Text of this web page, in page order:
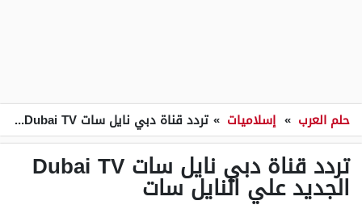
حلم العرب » إسلاميات » تردد قناة دبي نايل سات Dubai TV الجديد علي النايل سات
تردد قناة دبي نايل سات Dubai TV
الجديد علي النايل سات